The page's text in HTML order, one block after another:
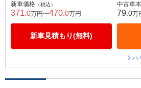
新車価格 （税込）
371 .0万円〜470 .0万円
新車見積もり(無料)
中古車
79 .0万
ハ